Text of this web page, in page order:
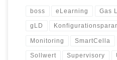
boss eLearning Gas
gLD
Monitoring SmartCella
Sollwert Supervisory